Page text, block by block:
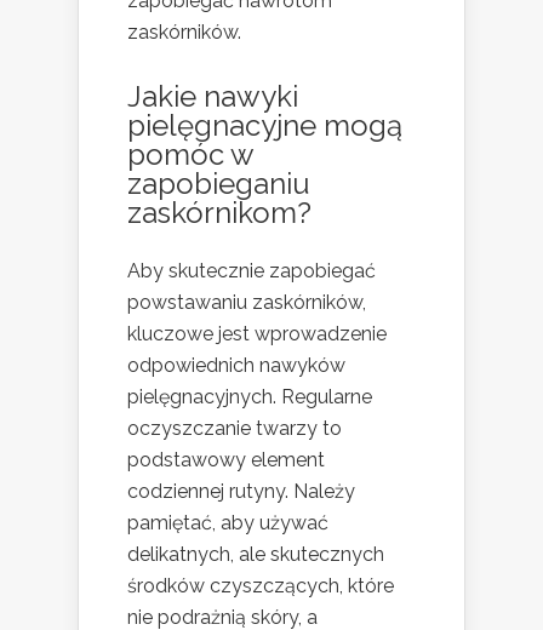
zaskórników.
Jakie nawyki
pielęgnacyjne mogą
pomóc w
zapobieganiu
zaskórnikom?
Aby skutecznie zapobiegać
powstawaniu zaskórników,
kluczowe jest wprowadzenie
odpowiednich nawyków
pielęgnacyjnych. Regularne
oczyszczanie twarzy to
podstawowy element
codziennej rutyny. Należy
pamiętać, aby używać
delikatnych, ale skutecznych
środków czyszczących, które
nie podrażnią skóry, a